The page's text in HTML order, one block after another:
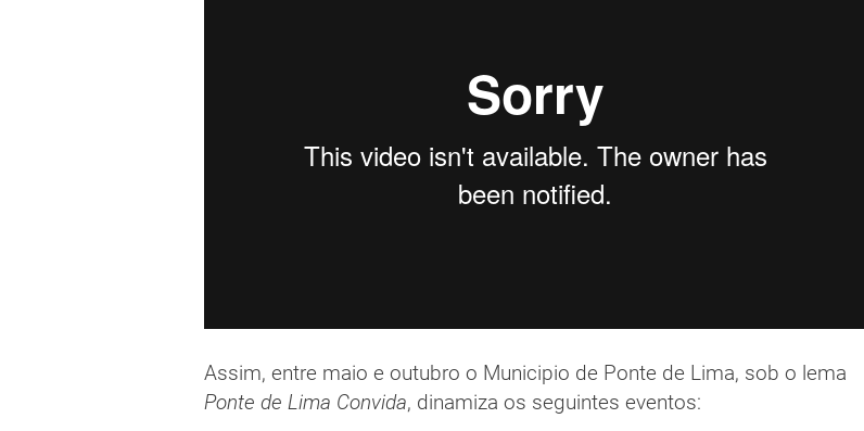
Assim, entre maio e outubro o Municipio de Ponte de Lima, sob o lema
Ponte de Lima Convida, dinamiza os seguintes eventos: